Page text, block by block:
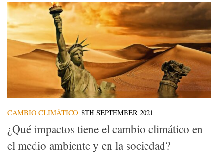
CAMBIO CLIMÁTICO 8TH SEPTEMBER 2021
¿Qué impactos tiene el cambio climático en
el medio ambiente y en la sociedad?